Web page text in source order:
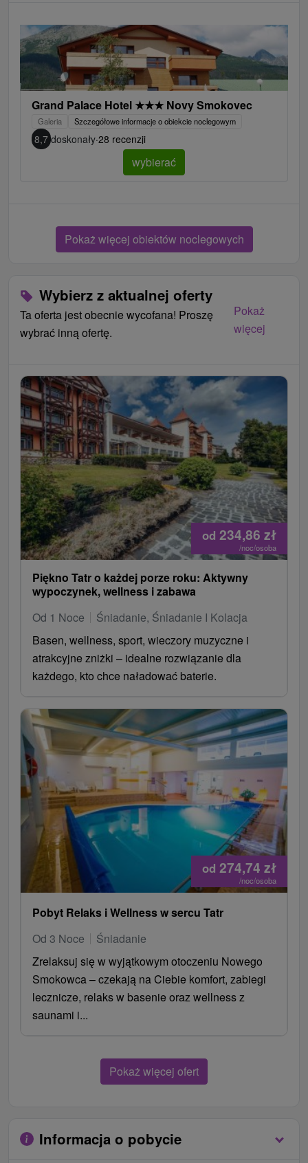
Grand Palace Hotel ★★★ Novy Smokovec
Galeria Szczegółowe informacje o obiekcie noclegowym
8,7 doskonały·28 recenzji
wybierać
Pokaż więcej obiektów noclegowych
Wybierz z aktualnej oferty
Ta oferta jest obecnie wycofana! Proszę
wybrać inną ofertę.
Pokaż
więcej
od 234,86 zł
/noc/osoba
Piękno Tatr o każdej porze roku: Aktywny
wypoczynek, wellness i zabawa
Od 1 Noce
Śniadanie, Śniadanie I Kolacja
Basen, wellness, sport, wieczory muzyczne i
atrakcyjne zniżki – idealne rozwiązanie dla
każdego, kto chce naładować baterie.
od 274,74 zł
/noc/osoba
Pobyt Relaks i Wellness w sercu Tatr
Od 3 Noce
Śniadanie
Zrelaksuj się w wyjątkowym otoczeniu Nowego
Smokowca – czekają na Ciebie komfort, zabiegi
lecznicze, relaks w basenie oraz wellness z
saunami i...
Pokaż więcej ofert
Informacja o pobycie